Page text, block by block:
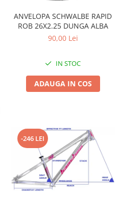
ANVELOPA SCHWALBE RAPID
ROB 26X2.25 DUNGA ALBA
90,00 Lei
IN STOC
ADAUGA IN COS
-246 LEI